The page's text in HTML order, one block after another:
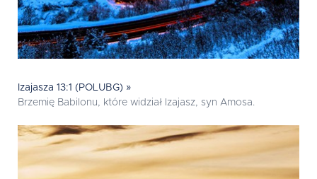
Izajasza 13:1 (POLUBG) »
Brzemię Babilonu, które widział Izajasz, syn Amosa.